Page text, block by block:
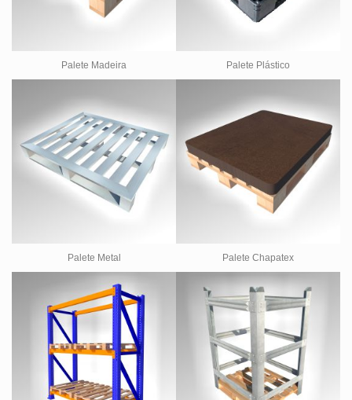
Palete Madeira Palete Plástico
Palete Metal Palete Chapatex